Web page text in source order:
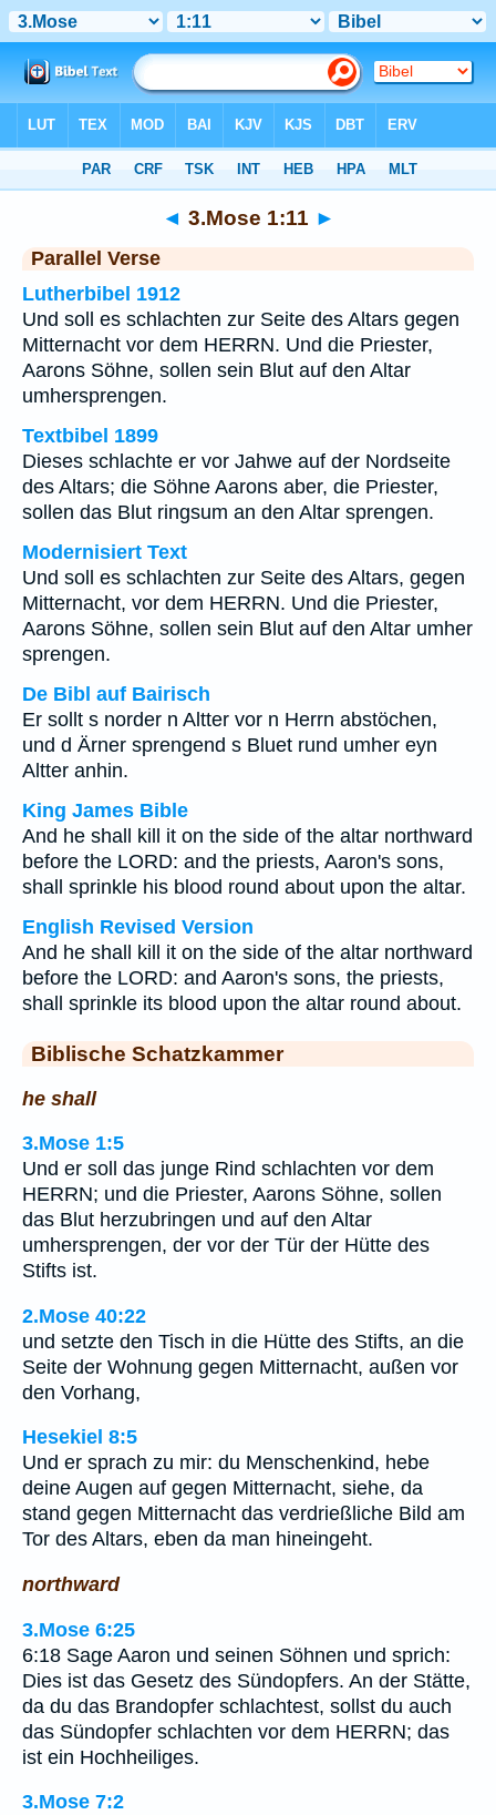
◄ 3.Mose 1:11 ►
Parallel Verse
Lutherbibel 1912
Und soll es schlachten zur Seite des Altars gegen
Mitternacht vor dem HERRN. Und die Priester,
Aarons Söhne, sollen sein Blut auf den Altar
umhersprengen.
Textbibel 1899
Dieses schlachte er vor Jahwe auf der Nordseite
des Altars; die Söhne Aarons aber, die Priester,
sollen das Blut ringsum an den Altar sprengen.
Modernisiert Text
Und soll es schlachten zur Seite des Altars, gegen
Mitternacht, vor dem HERRN. Und die Priester,
Aarons Söhne, sollen sein Blut auf den Altar umher
sprengen.
De Bibl auf Bairisch
Er sollt s norder n Altter vor n Herrn abstöchen,
und d Ärner sprengend s Bluet rund umher eyn
Altter anhin.
King James Bible
And he shall kill it on the side of the altar northward
before the LORD: and the priests, Aaron's sons,
shall sprinkle his blood round about upon the altar.
English Revised Version
And he shall kill it on the side of the altar northward
before the LORD: and Aaron's sons, the priests,
shall sprinkle its blood upon the altar round about.
Biblische Schatzkammer
he shall
3.Mose 1:5
Und er soll das junge Rind schlachten vor dem
HERRN; und die Priester, Aarons Söhne, sollen
das Blut herzubringen und auf den Altar
umhersprengen, der vor der Tür der Hütte des
Stifts ist.
2.Mose 40:22
und setzte den Tisch in die Hütte des Stifts, an die
Seite der Wohnung gegen Mitternacht, außen vor
den Vorhang,
Hesekiel 8:5
Und er sprach zu mir: du Menschenkind, hebe
deine Augen auf gegen Mitternacht, siehe, da
stand gegen Mitternacht das verdrießliche Bild am
Tor des Altars, eben da man hineingeht.
northward
3.Mose 6:25
6:18 Sage Aaron und seinen Söhnen und sprich:
Dies ist das Gesetz des Sündopfers. An der Stätte,
da du das Brandopfer schlachtest, sollst du auch
das Sündopfer schlachten vor dem HERRN; das
ist ein Hochheiliges.
3.Mose 7:2